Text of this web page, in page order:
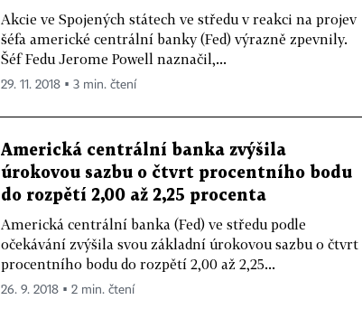
Akcie ve Spojených státech ve středu v reakci na projev
šéfa americké centrální banky (Fed) výrazně zpevnily.
Šéf Fedu Jerome Powell naznačil,...
29. 11. 2018 ▪ 3 min. čtení
Americká centrální banka zvýšila
úrokovou sazbu o čtvrt procentního bodu
do rozpětí 2,00 až 2,25 procenta
Americká centrální banka (Fed) ve středu podle
očekávání zvýšila svou základní úrokovou sazbu o čtvrt
procentního bodu do rozpětí 2,00 až 2,25...
26. 9. 2018 ▪ 2 min. čtení